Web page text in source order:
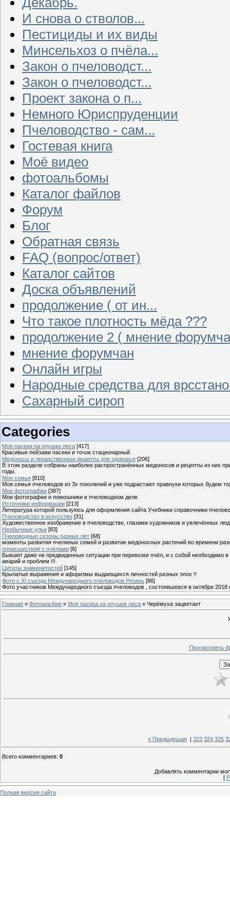
И снова о стволов...
Пестициды и их виды
Минсельхоз о пчёла...
Закон о пчеловодст...
Закон о пчеловодст...
Проект закона о п...
Немного Юриспруденции
Пчеловодство - сам...
Гостевая книга
Моё видео
фотоальбомы
Каталог файлов
Форум
Блог
Обратная связь
FAQ (вопрос/ответ)
Каталог сайтов
Доска объявлений
продолжение ( от ин...
Что такое плотность мёда ???
продолжение 2 ( мнение
мнение форумчан
Онлайн игры
Народные средства для
Сахарный сироп
Categories
Моя пасека на опушке леса [417]
Красивые пейзажи пасеки и точок стационарный
Медоносы и лекарственные рецепты для здоровья [206]
В этом разделе собраны наиболее распространённых медоносов и рецепты из них
годы.
Моя семья [810]
Моя семья пчеловодов из 3х поколений и уже подрастают правнуки которых будем
Мои фотографии [387]
Мои фотографии и помошники в пчеловодном деле
Источники информации [213]
Литература которой пользуюсь для оформления сайта Учебники справочники
Пчеловодство в искусстве [31]
Художественное изображение в пчеловодстве, глазами художников и увлечённых
Необычные ульи [83]
Пчеловодные сезоны разных лет [68]
моменты развития пчелиных семей и развитие медоносных растений во времени
происшествия с пчёлами [6]
Бывают даже не предвиденные ситуации при перевозке пчёл, и с собой необходимо
аварий и проблем !!!
Цитаты знаменитостей [145]
Крылатые выражения и афоризмы выдающихся личностей разных эпох !!
Фото с XI съезда Международного пчеловодов Рязань [86]
Фото участников Международного съезда пчеловодов , состоявшееся в октябре 2018
Главная » Фотоальбом » Моя пасека на опушке леса » Черёмуха зацветает
Просмотреть
« Предыдущая 323 324 325
Всего комментариев: 0
Добавлять комментарии
[
Полная версия сайта